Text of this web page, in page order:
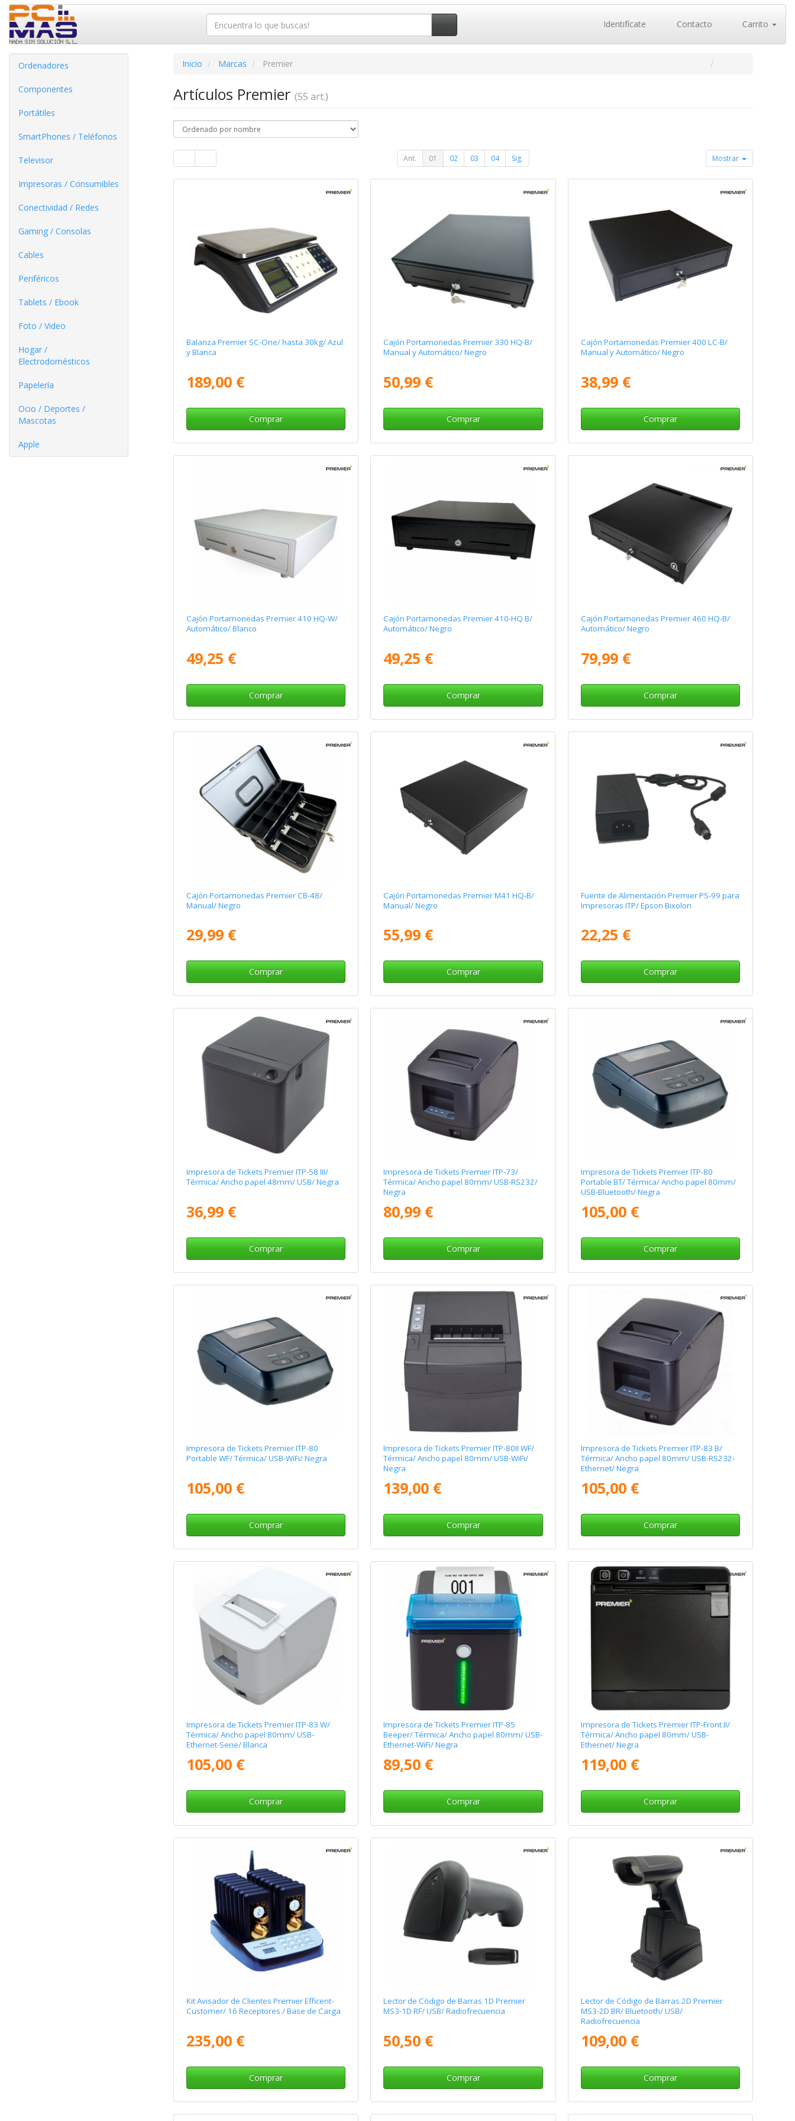
Identifícate Contacto Carrito
Ordenadores
Componentes
Portátiles
SmartPhones / Teléfonos
Televisor
Impresoras / Consumibles
Conectividad / Redes
Gaming / Consolas
Cables
Periféricos
Tablets / Ebook
Foto / Video
Hogar /
Electrodomésticos
Papelería
Ocio / Deportes /
Mascotas
Apple
Inicio Marcas Premier
Artículos Premier (55 art.)
Ant. 01 02 03 04 Sig. Mostrar
Balanza Premier SC-One/ hasta 30kg/ Azul
y Blanca
189,00 €
Comprar
Cajón Portamonedas Premier 330 HQ-B/
Manual y Automático/ Negro
50,99 €
Comprar
Cajón Portamonedas Premier 400 LC-B/
Manual y Automático/ Negro
38,99 €
Comprar
Cajón Portamonedas Premier 410 HQ-W/
Automático/ Blanco
49,25 €
Comprar
Cajón Portamonedas Premier 410-HQ B/
Automático/ Negro
49,25 €
Comprar
Cajón Portamonedas Premier 460 HQ-B/
Automático/ Negro
79,99 €
Comprar
Cajón Portamonedas Premier CB-48/
Manual/ Negro
29,99 €
Comprar
Cajón Portamonedas Premier M41 HQ-B/
Manual/ Negro
55,99 €
Comprar
Fuente de Alimentación Premier PS-99 para
Impresoras ITP/ Epson Bixolon
22,25 €
Comprar
Impresora de Tickets Premier ITP-58 III/
Térmica/ Ancho papel 48mm/ USB/ Negra
36,99 €
Comprar
Impresora de Tickets Premier ITP-73/
Térmica/ Ancho papel 80mm/ USB-RS232/
Negra
80,99 €
Comprar
Impresora de Tickets Premier ITP-80
Portable BT/ Térmica/ Ancho papel 80mm/
USB-Bluetooth/ Negra
105,00 €
Comprar
Impresora de Tickets Premier ITP-80
Portable WF/ Térmica/ USB-WiFi/ Negra
105,00 €
Comprar
Impresora de Tickets Premier ITP-80II WF/
Térmica/ Ancho papel 80mm/ USB-WiFi/
Negra
139,00 €
Comprar
Impresora de Tickets Premier ITP-83 B/
Térmica/ Ancho papel 80mm/ USB-RS232-
Ethernet/ Negra
105,00 €
Comprar
Impresora de Tickets Premier ITP-83 W/
Térmica/ Ancho papel 80mm/ USB-
Ethernet-Serie/ Blanca
105,00 €
Comprar
Impresora de Tickets Premier ITP-85
Beeper/ Térmica/ Ancho papel 80mm/ USB-
Ethernet-WiFi/ Negra
89,50 €
Comprar
Impresora de Tickets Premier ITP-Front II/
Térmica/ Ancho papel 80mm/ USB-
Ethernet/ Negra
119,00 €
Comprar
Kit Avisador de Clientes Premier Efficent-
Customer/ 16 Receptores / Base de Carga
235,00 €
Comprar
Lector de Código de Barras 1D Premier
MS3-1D RF/ USB/ Radiofrecuencia
50,50 €
Comprar
Lector de Código de Barras 2D Premier
MS3-2D BR/ Bluetooth/ USB/
Radiofrecuencia
109,00 €
Comprar